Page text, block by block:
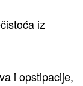
iz
i opstipacije,